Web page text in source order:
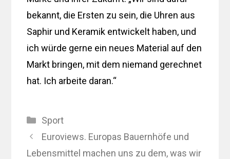
bekannt, die Ersten zu sein, die Uhren aus
Saphir und Keramik entwickelt haben, und
ich würde gerne ein neues Material auf den
Markt bringen, mit dem niemand gerechnet
hat. Ich arbeite daran.“
Kategorien
Sport
Euroviews. Europas Bauernhöfe und
Lebensmittel machen uns zu dem, was wir